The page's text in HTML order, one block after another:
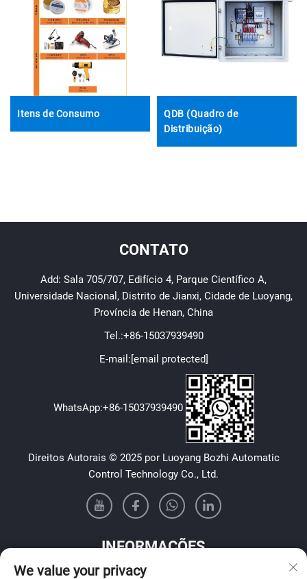
Itens de Consumo
QDB (Quadro de
Distribuição)
CONTATO
Add: Sala 705/707, Edifício 4, Parque Científico A,
Universidade Nacional, Distrito de Jianxi, Cidade de Luoyang,
Província de Henan, China
Tel.:+86-15037939490
E-mail:[email protected]
WhatsApp:+86-15037939490
Direitos Autorais © 2025 por Luoyang Bozhi Automatic
Control Technology Co., Ltd.
INFORMAÇÕES
Inscreva-se para receber nosso boletim informativo semanal
We value your privacy